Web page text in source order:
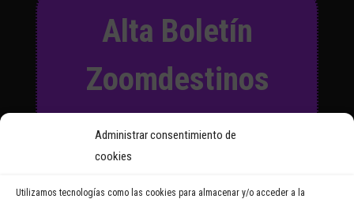
Administrar consentimiento de
cookies
Utilizamos tecnologías como las cookies para almacenar y/o acceder a la
Alta Boletín
Zoomdestinos
y recibirás regularmente las
noticias y reportajes que